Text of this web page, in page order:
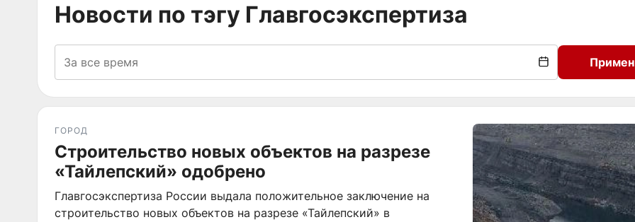
Новости по тэгу Главгосэкспертиза
ГОРОД
Строительство новых объектов на разрезе
«Тайлепский» одобрено
Главгосэкспертиза России выдала положительное заключение на
строительство новых объектов на разрезе «Тайлепский» в